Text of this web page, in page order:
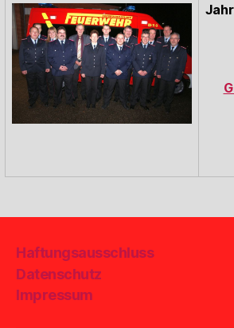
Haftungsausschluss
Datenschutz
Impressum